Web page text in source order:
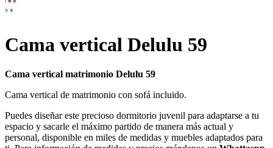
Cama vertical Delulu 59
Cama vertical matrimonio Delulu 59
Cama vertical de matrimonio con sofá incluido.
Puedes diseñar este precioso dormitorio juvenil para adaptarse a tu
espacio y sacarle el máximo partido de manera más actual y
personal, disponible en miles de medidas y muebles adaptados para